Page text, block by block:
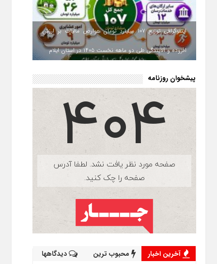
اینفوگرافی توزیع ۱۰۷ میلیارد تومان عوارض مالیات بر ارزش
افزوده و آلایندگی طی دو ماهه نخست ۱۴۰۵ در استان ایلام
پیشخوان روزنامه
آخرین اخبار محبوب ترین دیدگاهها